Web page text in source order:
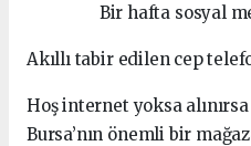
Bir hafta sosyal
Akıllı tabir edilen cep
Hoş internet yoksa
Bursa’nın önemli bir